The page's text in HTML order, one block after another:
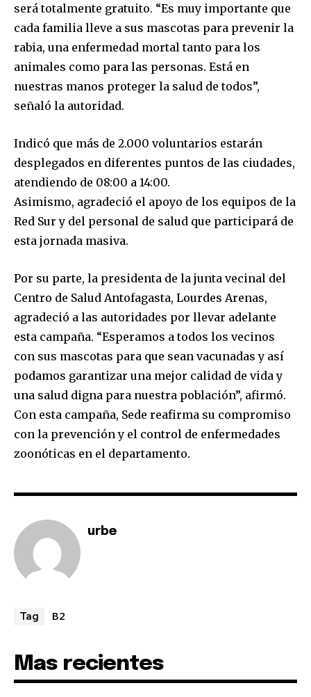
Join our community of
SUBSCRIBERS and be part of the
conversation.
or click the subscribe button below. Don't worry, we respect
safe with us.
será totalmente gratuito. “Es muy importante que
cada familia lleve a sus mascotas para prevenir la
rabia, una enfermedad mortal tanto para los
animales como para las personas. Está en
nuestras manos proteger la salud de todos”,
señaló la autoridad.
Indicó que más de 2.000 voluntarios estarán
desplegados en diferentes puntos de las ciudades,
atendiendo de 08:00 a 14:00.
Asimismo, agradeció el apoyo de los equipos de la
Red Sur y del personal de salud que participará de
esta jornada masiva.
Por su parte, la presidenta de la junta vecinal del
Centro de Salud Antofagasta, Lourdes Arenas,
agradeció a las autoridades por llevar adelante
esta campaña. “Esperamos a todos los vecinos
con sus mascotas para que sean vacunadas y así
podamos garantizar una mejor calidad de vida y
una salud digna para nuestra población”, afirmó.
Con esta campaña, Sede reafirma su compromiso
con la prevención y el control de enfermedades
zoonóticas en el departamento.
urbe
Tag B2
Mas recientes